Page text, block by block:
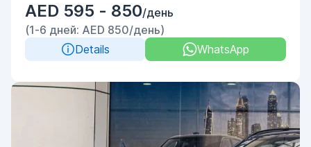
AED 595 - 850/день
(1-6 дней: AED 850/день)
Details
WhatsApp